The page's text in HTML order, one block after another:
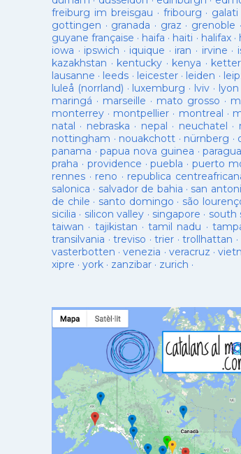
freiburg im breisgau · fribourg · galati
gottingen · granada · graz · grenoble ·
guyane française · haifa · haiti · halifax·
iowa · ipswich · iquique · iran · irvine ·
kazakhstan · kentucky · kenya ·
lausanne · leeds · leicester· leiden ·
luleå (norrland) · luxemburg · lviv · lyon
maringá · marseille · mato grosso ·
monterrey · montpellier · montreal ·
natal · nebraska · nepal · neuchatel ·
nottingham · nouakchott · nürnberg ·
panama ·papua nova guinea ·
praha · providence ·puebla ·puerto
rennes · reno · republica
salonica · salvador de bahia · san
de chile · santo domingo · são
sicilia · silicon valley · singapore · south
taiwan · tajikistan ·tamil nadu ·
transilvania ·treviso ·trier ·trollhattan ·
vasterbotten ·venezia · veracruz ·
xipre · york · zanzibar · zurich ·